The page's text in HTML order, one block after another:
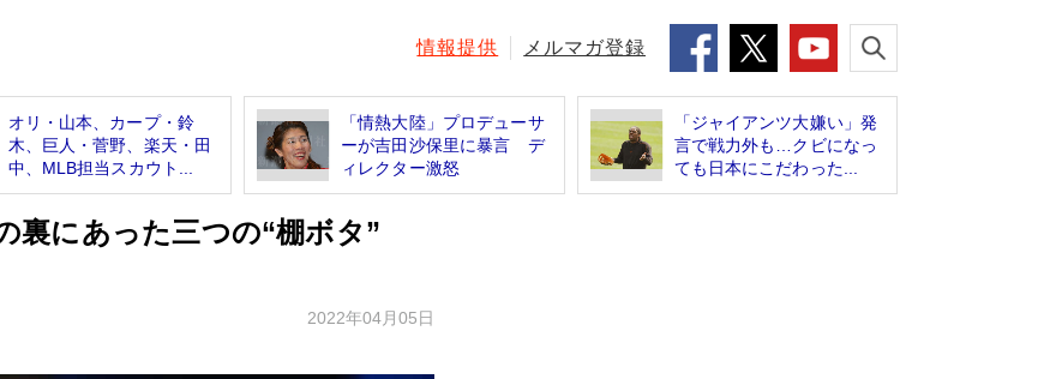
情報提供 メルマガ登録
オリ・山本、カープ・鈴
木、巨人・菅野、楽天・田
中、MLB担当スカウト...
「情熱大陸」プロデューサ
ーが吉田沙保里に暴言 デ
ィレクター激怒
「ジャイアンツ大嫌い」発
言で戦力外も…クビになっ
ても日本にこだわった...
裏にあった三つの“棚ボタ”
2022年04月05日